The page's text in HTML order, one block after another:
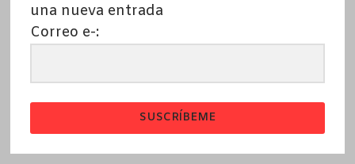
una nueva entrada
Correo e-:
SUSCRÍBEME